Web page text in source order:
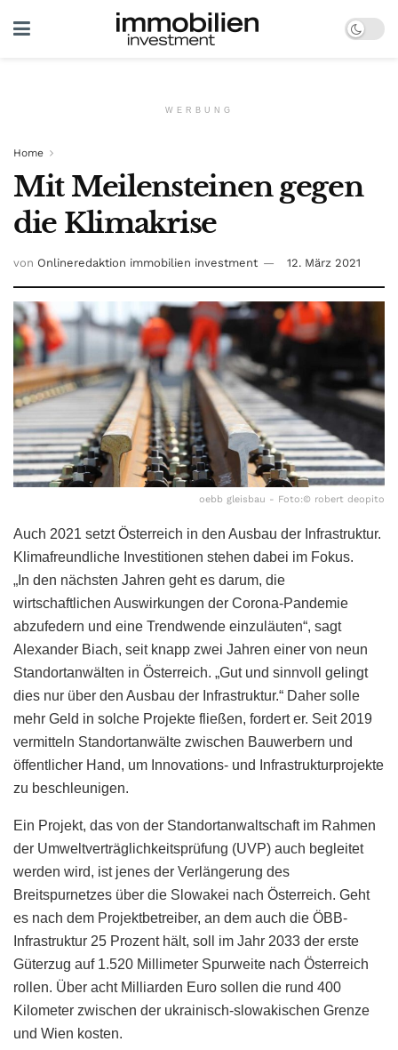
WERBUNG
Home
Mit Meilensteinen gegen
die Klimakrise
von Onlineredaktion immobilien investment 12. März 2021
oebb gleisbau - Foto:© robert deopito
Auch 2021 setzt Österreich in den Ausbau der Infrastruktur.
Klimafreundliche Investitionen stehen dabei im Fokus.
„In den nächsten Jahren geht es darum, die
wirtschaftlichen Auswirkungen der Corona-Pandemie
abzufedern und eine Trendwende einzuläuten“, sagt
Alexander Biach, seit knapp zwei Jahren einer von neun
Standortanwälten in Österreich. „Gut und sinnvoll gelingt
dies nur über den Ausbau der Infrastruktur.“ Daher solle
mehr Geld in solche Projekte fließen, fordert er. Seit 2019
vermitteln Standortanwälte zwischen Bauwerbern und
öffentlicher Hand, um Innovations- und Infrastrukturprojekte
zu beschleunigen.
Ein Projekt, das von der Standortanwaltschaft im Rahmen
der Umweltverträglichkeitsprüfung (UVP) auch begleitet
werden wird, ist jenes der Verlängerung des
Breitspurnetzes über die Slowakei nach Österreich. Geht
es nach dem Projektbetreiber, an dem auch die ÖBB-
Infrastruktur 25 Prozent hält, soll im Jahr 2033 der erste
Güterzug auf 1.520 Millimeter Spurweite nach Österreich
rollen. Über acht Milliarden Euro sollen die rund 400
Kilometer zwischen der ukrainisch-slowakischen Grenze
und Wien kosten.